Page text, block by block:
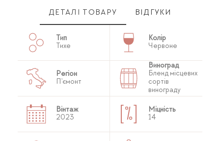
ДЕТАЛІ ТОВАРУ ВІДГУКИ
Тип
Тихе
Колір
Червоне
Регіон
П'ємонт
Виноград
Бленд місцевих
сортів
винограду
Вінтаж
2023
Міцність
14